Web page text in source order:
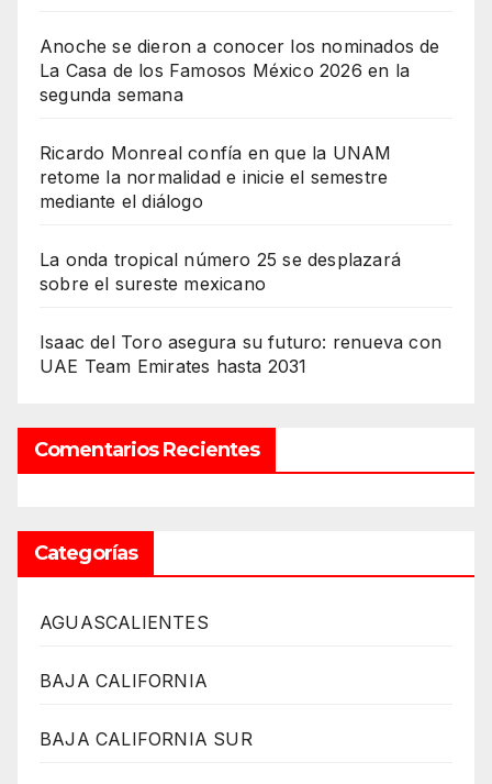
Anoche se dieron a conocer los nominados de
La Casa de los Famosos México 2026 en la
segunda semana
Ricardo Monreal confía en que la UNAM
retome la normalidad e inicie el semestre
mediante el diálogo
La onda tropical número 25 se desplazará
sobre el sureste mexicano
Isaac del Toro asegura su futuro: renueva con
UAE Team Emirates hasta 2031
Comentarios Recientes
Categorías
AGUASCALIENTES
BAJA CALIFORNIA
BAJA CALIFORNIA SUR